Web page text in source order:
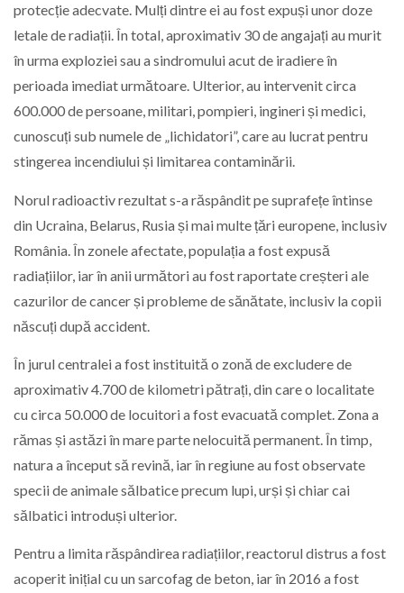
protecție adecvate. Mulți dintre ei au fost expuși unor doze
letale de radiații. În total, aproximativ 30 de angajați au murit
în urma exploziei sau a sindromului acut de iradiere în
perioada imediat următoare. Ulterior, au intervenit circa
600.000 de persoane, militari, pompieri, ingineri și medici,
cunoscuți sub numele de „lichidatori”, care au lucrat pentru
stingerea incendiului și limitarea contaminării.
Norul radioactiv rezultat s-a răspândit pe suprafețe întinse
din Ucraina, Belarus, Rusia și mai multe țări europene, inclusiv
România. În zonele afectate, populația a fost expusă
radiațiilor, iar în anii următori au fost raportate creșteri ale
cazurilor de cancer și probleme de sănătate, inclusiv la copii
născuți după accident.
În jurul centralei a fost instituită o zonă de excludere de
aproximativ 4.700 de kilometri pătrați, din care o localitate
cu circa 50.000 de locuitori a fost evacuată complet. Zona a
rămas și astăzi în mare parte nelocuită permanent. În timp,
natura a început să revină, iar în regiune au fost observate
specii de animale sălbatice precum lupi, urși și chiar cai
sălbatici introduși ulterior.
Pentru a limita răspândirea radiațiilor, reactorul distrus a fost
acoperit inițial cu un sarcofag de beton, iar în 2016 a fost